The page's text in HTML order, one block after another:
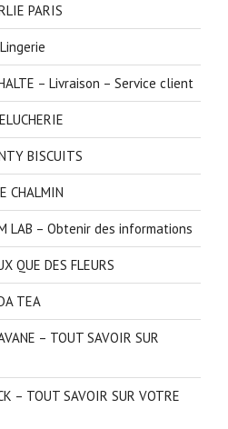
PARIS
– Livraison – Service client
BISCUITS
CHALMIN
LAB – Obtenir des informations
QUE DES FLEURS
TEA
– TOUT SAVOIR SUR
– TOUT SAVOIR SUR VOTRE